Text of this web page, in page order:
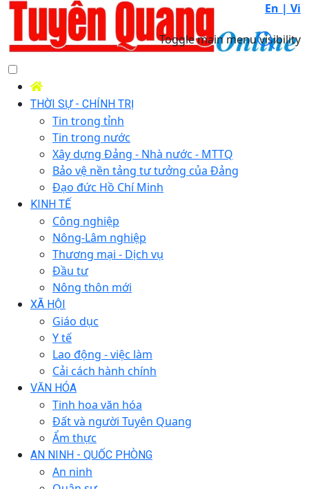
En | Vi
Toggle main menu visibility
THỜI SỰ - CHÍNH TRỊ
Tin trong tỉnh
Tin trong nước
Xây dựng Đảng - Nhà nước - MTTQ
Bảo vệ nền tảng tư tưởng của Đảng
Đạo đức Hồ Chí Minh
KINH TẾ
Công nghiệp
Nông-Lâm nghiệp
Thương mại - Dịch vụ
Đầu tư
Nông thôn mới
XÃ HỘI
Giáo dục
Y tế
Lao động - việc làm
Cải cách hành chính
VĂN HÓA
Tinh hoa văn hóa
Đất và người Tuyên Quang
Ẩm thực
AN NINH - QUỐC PHÒNG
An ninh